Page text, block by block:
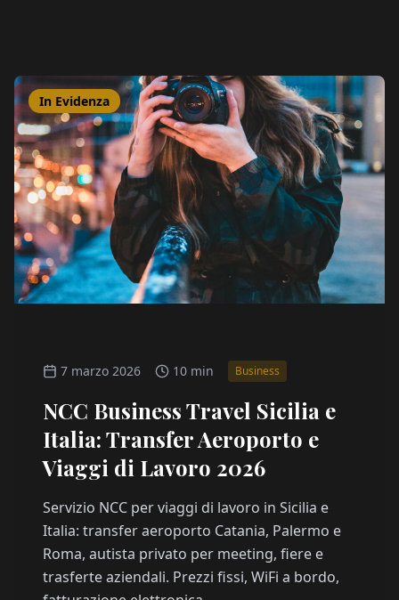
In Evidenza
7 marzo 2026 10 min Business
NCC Business Travel Sicilia e
Italia: Transfer Aeroporto e
Viaggi di Lavoro 2026
Servizio NCC per viaggi di lavoro in Sicilia e
Italia: transfer aeroporto Catania, Palermo e
Roma, autista privato per meeting, fiere e
trasferte aziendali. Prezzi fissi, WiFi a bordo,